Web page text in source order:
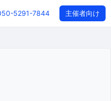
5291-7844 主催者向け